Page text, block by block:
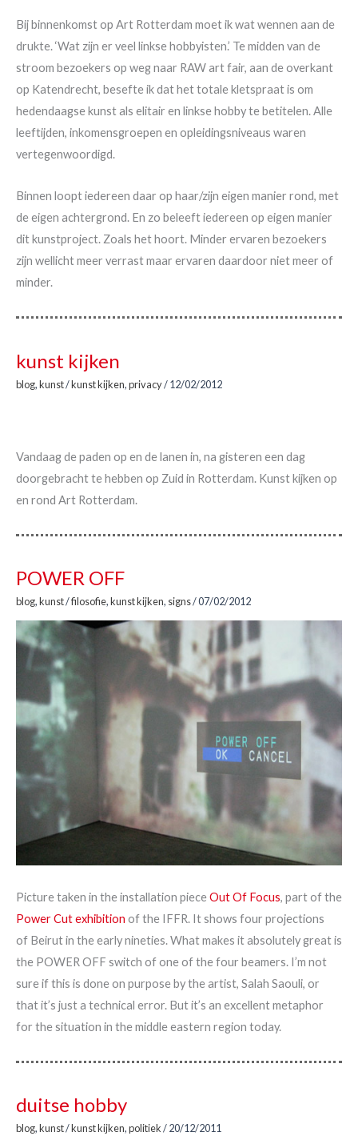
Bij binnenkomst op Art Rotterdam moet ik wat wennen aan de
drukte. ‘Wat zijn er veel linkse hobbyisten.’ Te midden van de
stroom bezoekers op weg naar RAW art fair, aan de overkant
op Katendrecht, besefte ik dat het totale kletspraat is om
hedendaagse kunst als elitair en linkse hobby te betitelen. Alle
leeftijden, inkomensgroepen en opleidingsniveaus waren
vertegenwoordigd.
Binnen loopt iedereen daar op haar/zijn eigen manier rond, met
de eigen achtergrond. En zo beleeft iedereen op eigen manier
dit kunstproject. Zoals het hoort. Minder ervaren bezoekers
zijn wellicht meer verrast maar ervaren daardoor niet meer of
minder.
kunst kijken
blog,kunst/kunst kijken,privacy/12/02/2012
Vandaag de paden op en de lanen in, na gisteren een dag
doorgebracht te hebben op Zuid in Rotterdam. Kunst kijken op
en rond Art Rotterdam.
POWER OFF
blog,kunst/filosofie,kunst kijken, signs/07/02/2012
Picture taken in the installation pieceOut Of Focus, part of the
Power Cut exhibition of the IFFR. It shows four projections
of Beirut in the early nineties. What makes it absolutely great is
the POWER OFF switch of one of the four beamers. I’m not
sure if this is done on purpose by the artist, Salah Saouli, or
that it’s just a technical error. But it’s an excellent metaphor
for the situation in the middle eastern region today.
duitse hobby
blog,kunst/kunst kijken,politiek/20/12/2011